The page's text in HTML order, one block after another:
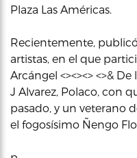
Plaza Las Américas.
Recientemente,
artistas, en el que
Arcángel <><><> <>&
J Alvarez, Polaco, con
pasado, y un veterano
el fogosísimo Ñengo